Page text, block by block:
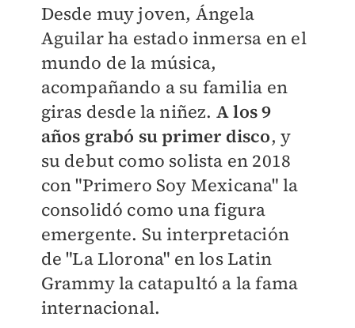
Desde muy joven, Ángela
Aguilar ha estado inmersa en el
mundo de la música,
acompañando a su familia en
giras desde la niñez. A los 9
años grabó su primer disco, y
su debut como solista en 2018
con "Primero Soy Mexicana" la
consolidó como una figura
emergente. Su interpretación
de "La Llorona" en los Latin
Grammy la catapultó a la fama
internacional.